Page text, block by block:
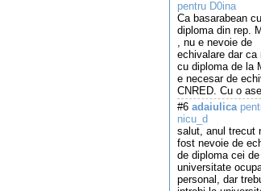
pentru D0ina
Ca basarabean cu
diploma din rep.
, nu e nevoie de
echivalare dar ca
cu diploma de la
e necesar de
CNRED. Cu o
#6 adaiulica
nicu_d
salut, anul trecut
fost nevoie de
de diploma cei
universitate
personal, dar